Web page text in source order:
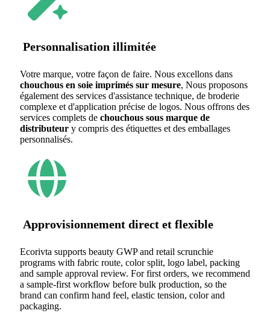
Personnalisation illimitée
Votre marque, votre façon de faire. Nous excellons dans
chouchous en soie imprimés sur mesure, Nous proposons
également des services d'assistance technique, de broderie
complexe et d'application précise de logos. Nous offrons des
services complets de chouchous sous marque de
distributeur y compris des étiquettes et des emballages
personnalisés.
Approvisionnement direct et flexible
Ecorivta supports beauty GWP and retail scrunchie
programs with fabric route, color split, logo label, packing
and sample approval review. For first orders, we recommend
a sample-first workflow before bulk production, so the
brand can confirm hand feel, elastic tension, color and
packaging.